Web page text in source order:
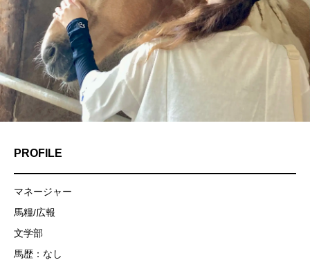
PROFILE
マネージャー
馬糧/広報
文学部
馬歴：なし